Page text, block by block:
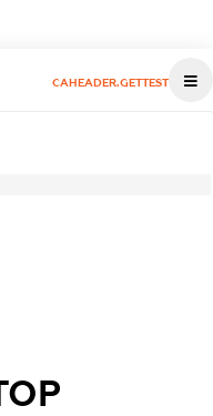
CAHEADER.GETTEST